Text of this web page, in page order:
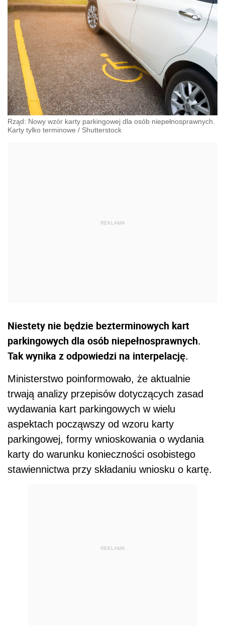
Rząd: Nowy wzór karty parkingowej dla osób niepełnosprawnych.
Karty tylko terminowe / Shutterstock
Niestety nie będzie bezterminowych kart
parkingowych dla osób niepełnosprawnych.
Tak wynika z odpowiedzi na interpelację.
Ministerstwo poinformowało, że aktualnie
trwają analizy przepisów dotyczących zasad
wydawania kart parkingowych w wielu
aspektach począwszy od wzoru karty
parkingowej, formy wnioskowania o wydania
karty do warunku konieczności osobistego
stawiennictwa przy składaniu wniosku o kartę.
REKLAMA